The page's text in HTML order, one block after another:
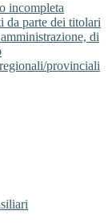
incompleta
da parte dei titolari
di
provinciali